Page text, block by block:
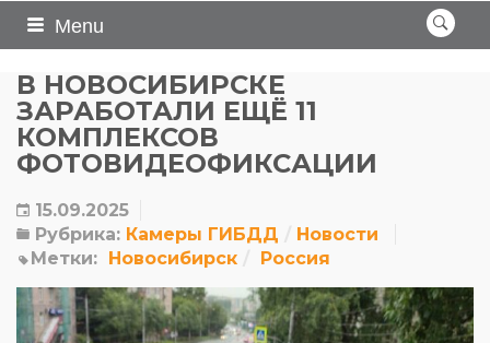
Menu
В НОВОСИБИРСКЕ
ЗАРАБОТАЛИ ЕЩЁ 11
КОМПЛЕКСОВ
ФОТОВИДЕОФИКСАЦИИ
15.09.2025
Рубрика: Камеры ГИБДД
Новости
Метки: Новосибирск Россия